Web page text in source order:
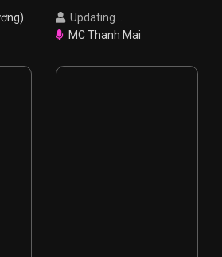
Updating...
MC Thanh Mai